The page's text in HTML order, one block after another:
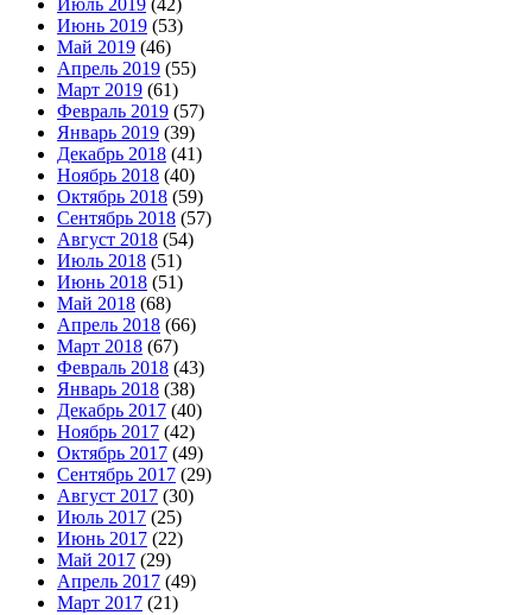
Июль 2019 (42)
Июнь 2019 (53)
Май 2019 (46)
Апрель 2019 (55)
Март 2019 (61)
Февраль 2019 (57)
Январь 2019 (39)
Декабрь 2018 (41)
Ноябрь 2018 (40)
Октябрь 2018 (59)
Сентябрь 2018 (57)
Август 2018 (54)
Июль 2018 (51)
Июнь 2018 (51)
Май 2018 (68)
Апрель 2018 (66)
Март 2018 (67)
Февраль 2018 (43)
Январь 2018 (38)
Декабрь 2017 (40)
Ноябрь 2017 (42)
Октябрь 2017 (49)
Сентябрь 2017 (29)
Август 2017 (30)
Июль 2017 (25)
Июнь 2017 (22)
Май 2017 (29)
Апрель 2017 (49)
Март 2017 (21)